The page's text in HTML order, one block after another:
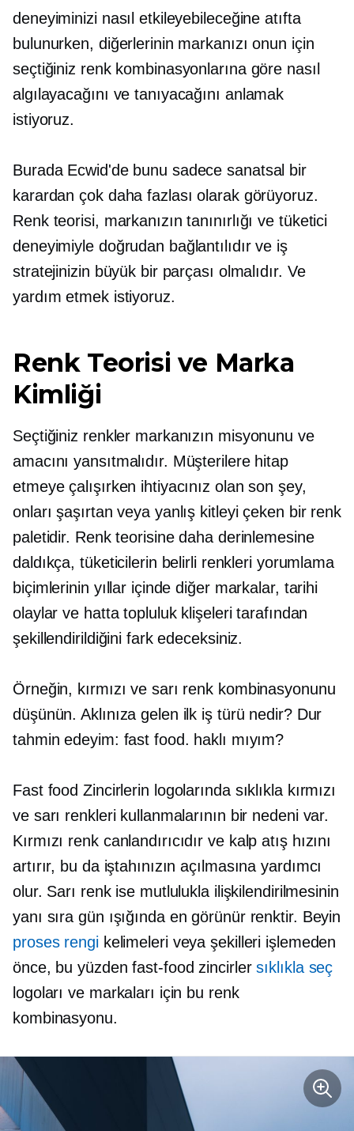
deneyiminizi nasıl etkileyebileceğine atıfta
bulunurken, diğerlerinin markanızı onun için
seçtiğiniz renk kombinasyonlarına göre nasıl
algılayacağını ve tanıyacağını anlamak
istiyoruz.
Burada Ecwid'de bunu sadece sanatsal bir
karardan çok daha fazlası olarak görüyoruz.
Renk teorisi, markanızın tanınırlığı ve tüketici
deneyimiyle doğrudan bağlantılıdır ve iş
stratejinizin büyük bir parçası olmalıdır. Ve
yardım etmek istiyoruz.
Renk Teorisi ve Marka
Kimliği
Seçtiğiniz renkler markanızın misyonunu ve
amacını yansıtmalıdır. Müşterilere hitap
etmeye çalışırken ihtiyacınız olan son şey,
onları şaşırtan veya yanlış kitleyi çeken bir renk
paletidir. Renk teorisine daha derinlemesine
daldıkça, tüketicilerin belirli renkleri yorumlama
biçimlerinin yıllar içinde diğer markalar, tarihi
olaylar ve hatta topluluk klişeleri tarafından
şekillendirildiğini fark edeceksiniz.
Örneğin, kırmızı ve sarı renk kombinasyonunu
düşünün. Aklınıza gelen ilk iş türü nedir? Dur
tahmin edeyim: fast food. haklı mıyım?
Fast food Zincirlerin logolarında sıklıkla kırmızı
ve sarı renkleri kullanmalarının bir nedeni var.
Kırmızı renk canlandırıcıdır ve kalp atış hızını
artırır, bu da iştahınızın açılmasına yardımcı
olur. Sarı renk ise mutlulukla ilişkilendirilmesinin
yanı sıra gün ışığında en görünür renktir. Beyin
proses rengikelimeleri veya şekilleri işlemeden
önce, bu yüzdenfast-food zincirlersıklıkla seç
logoları ve markaları için bu renk
kombinasyonu.